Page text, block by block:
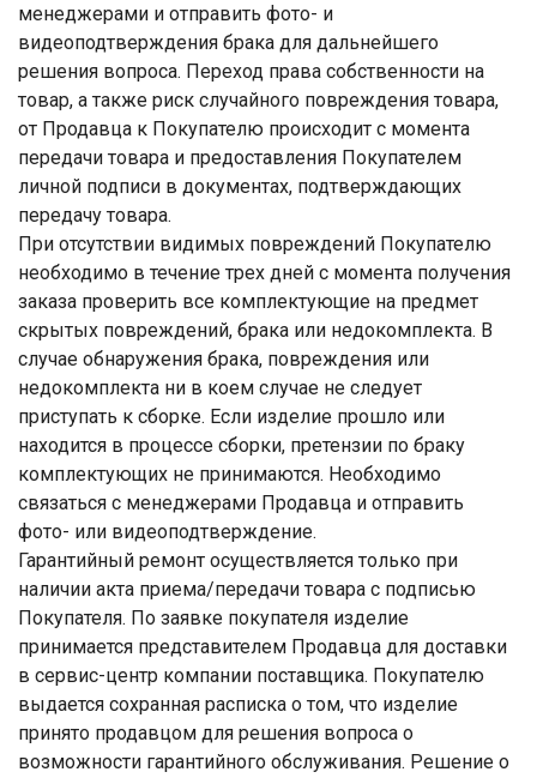
менеджерами и отправить фото- и
видеоподтверждения брака для дальнейшего
решения вопроса. Переход права собственности на
товар, а также риск случайного повреждения товара,
от Продавца к Покупателю происходит с момента
передачи товара и предоставления Покупателем
личной подписи в документах, подтверждающих
передачу товара.
При отсутствии видимых повреждений Покупателю
необходимо в течение трех дней с момента получения
заказа проверить все комплектующие на предмет
скрытых повреждений, брака или недокомплекта. В
случае обнаружения брака, повреждения или
недокомплекта ни в коем случае не следует
приступать к сборке. Если изделие прошло или
находится в процессе сборки, претензии по браку
комплектующих не принимаются. Необходимо
связаться с менеджерами Продавца и отправить
фото- или видеоподтверждение.
Гарантийный ремонт осуществляется только при
наличии акта приема/передачи товара с подписью
Покупателя. По заявке покупателя изделие
принимается представителем Продавца для доставки
в сервис-центр компании поставщика. Покупателю
выдается сохранная расписка о том, что изделие
принято продавцом для решения вопроса о
возможности гарантийного обслуживания. Решение о